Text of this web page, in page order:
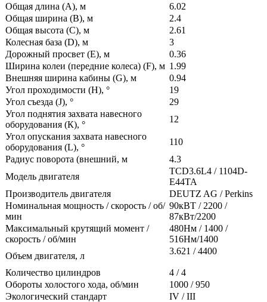
Общая длина (А), м
6.02
Общая ширина (В), м
2.4
Общая высота (С), м
2.61
Колесная база (D), м
3
Дорожный просвет (Е), м
0.36
Ширина колеи (передние колеса) (F), м 1.99
Внешняя ширина кабины (G), м
0.94
Угол проходимости (H), °
19
Угол съезда (J), °
29
Угол поднятия захвата навесного
оборудования (К), °
12
Угол опускания захвата навесного
оборудования (L), °
110
Радиус поворота (внешний, м
4.3
Модель двигателя
TCD3.6L4 / 1104D-
E44TA
Производитель двигателя
DEUTZ AG / Perkins
Номинальная мощность / скорость / об/
мин
90кВТ / 2200 /
87кВт/2200
Максимальный крутящий момент /
скорость / об/мин
480Нм / 1400 /
516Нм/1400
Объем двигателя, л
3.621 / 4400
Количество цилиндров
4 / 4
Обороты холостого хода, об/мин
1000 / 950
Экологический стандарт
IV / III